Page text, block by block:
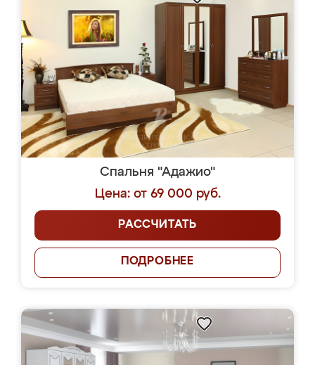
Спальня "Адажио"
Цена: от 69 000 руб.
РАССЧИТАТЬ
ПОДРОБНЕЕ